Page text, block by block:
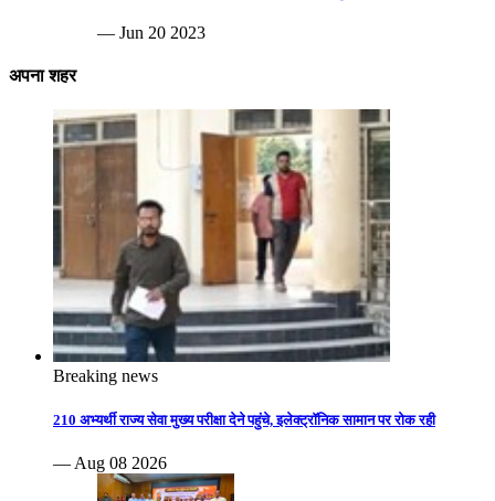
— Jun 20 2023
अपना शहर
Breaking news
210 अभ्यर्थी राज्य सेवा मुख्य परीक्षा देने पहुंचे, इलेक्ट्रॉनिक सामान पर रोक रही
— Aug 08 2026